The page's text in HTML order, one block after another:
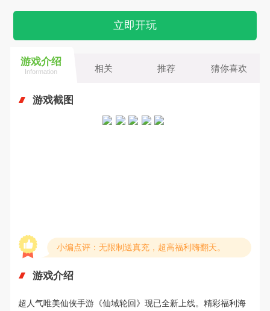
立即开玩
游戏介绍
Information 相关 推荐 猜你喜欢
游戏截图
小编点评：无限制送真充，超高福利嗨翻天。
游戏介绍
超人气唯美仙侠手游《仙域轮回 》现已全新上线。 精彩福利海